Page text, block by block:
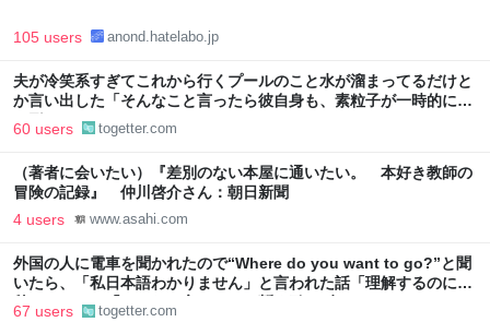
105 users anond.hatelabo.jp
夫が冷笑系すぎてこれから行くプールのこと水が溜まってるだけと
か言い出した「そんなこと言ったら彼自身も、素粒子が一時的に人
の形にまとまってるだけじゃん」
60 users togetter.com
（著者に会いたい）『差別のない本屋に通いたい。 本好き教師の
冒険の記録』 仲川啓介さん：朝日新聞
4 users www.asahi.com
外国の人に電車を聞かれたので“Where do you want to go?”と聞
いたら、「私日本語わかりません」と言われた話「理解するのに数
秒かかった」「こんなの言われたら暫く引きずるわ」
67 users togetter.com